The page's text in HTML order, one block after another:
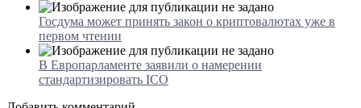
Госдума может принять закон о криптовалютах уже в
первом чтении
В Европарламенте заявили о намерении
стандартизировать ICO